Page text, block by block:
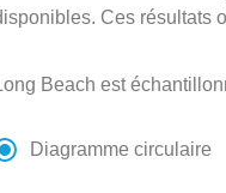
Ces résultats
Beach est
Diagramme circulaire